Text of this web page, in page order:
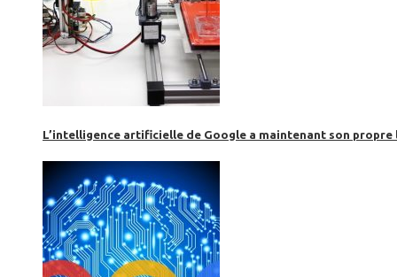
L’intelligence artificielle de Google a maintenant son propre